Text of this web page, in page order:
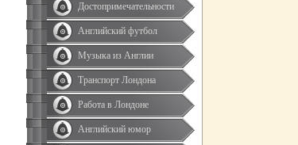
Достопримечательности
Английский футбол
Музыка из Англии
Транспорт Лондона
Работа в Лондоне
Английский юмор